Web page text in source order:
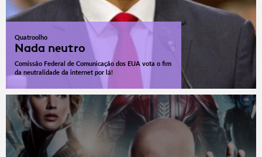
Quatroolho
Nada neutro
Comissão Federal de Comunicação dos EUA vota o fim
da neutralidade da internet por lá!